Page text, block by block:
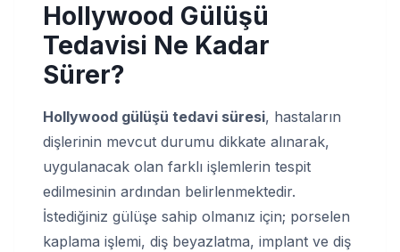
Hollywood Gülüşü
Tedavisi Ne Kadar
Sürer?
Hollywood gülüşü tedavi süresi, hastaların
dişlerinin mevcut durumu dikkate alınarak,
uygulanacak olan farklı işlemlerin tespit
edilmesinin ardından belirlenmektedir.
İstediğiniz gülüşe sahip olmanız için; porselen
kaplama işlemi, diş beyazlatma, implant ve diş